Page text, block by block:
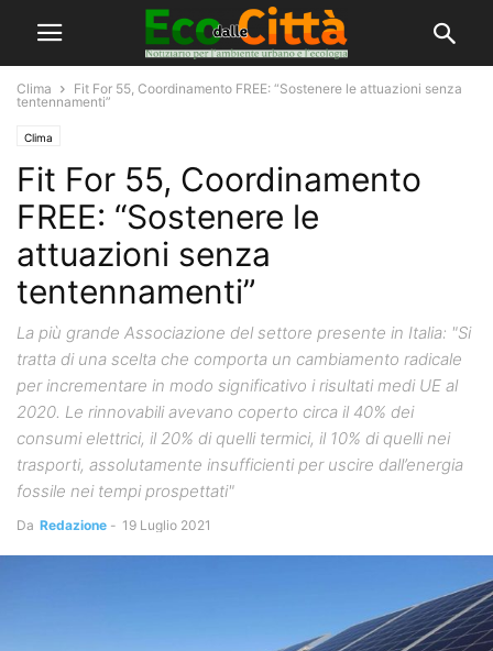
Clima
Fit For 55, Coordinamento FREE: “Sostenere le attuazioni senza
tentennamenti”
Clima
Fit For 55, Coordinamento
FREE: “Sostenere le
attuazioni senza
tentennamenti”
La più grande Associazione del settore presente in Italia: "Si
tratta di una scelta che comporta un cambiamento radicale
per incrementare in modo significativo i risultati medi UE al
2020. Le rinnovabili avevano coperto circa il 40% dei
consumi elettrici, il 20% di quelli termici, il 10% di quelli nei
trasporti, assolutamente insufficienti per uscire dall’energia
fossile nei tempi prospettati"
Da Redazione - 19 Luglio 2021